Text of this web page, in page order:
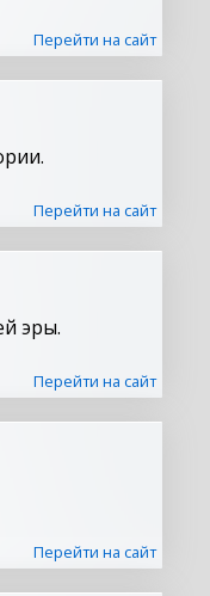
Перейти на сайт
Перейти на сайт
эры.
Перейти на сайт
Перейти на сайт